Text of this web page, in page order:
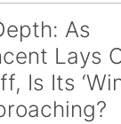
As
Lays
Is Its